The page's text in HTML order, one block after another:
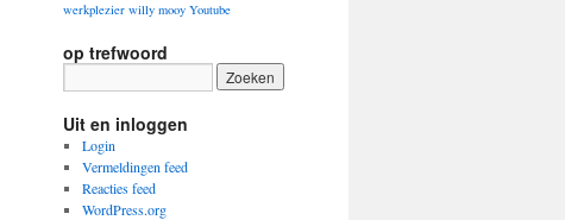
werkplezier willy mooy Youtube
op trefwoord
Uit en inloggen
Login
Vermeldingen feed
Reacties feed
WordPress.org